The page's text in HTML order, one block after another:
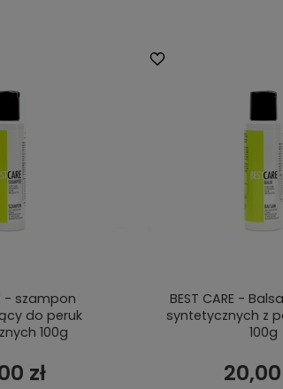
- szampon
do peruk
100g
zł
BEST CARE -
syntetycznych z
100g
20,00